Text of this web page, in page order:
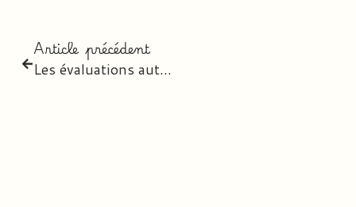
Article précédent
Les évaluations auto-gérées du CE2 au CM2